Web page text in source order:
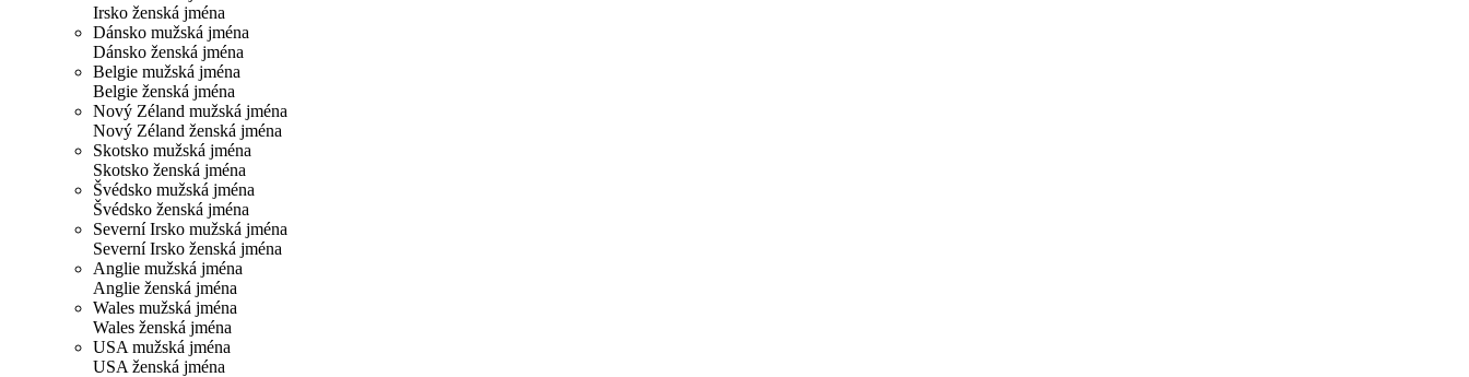
Irsko ženská jména
Dánsko mužská jména
Dánsko ženská jména
Belgie mužská jména
Belgie ženská jména
Nový Zéland mužská jména
Nový Zéland ženská jména
Skotsko mužská jména
Skotsko ženská jména
Švédsko mužská jména
Švédsko ženská jména
Severní Irsko mužská jména
Severní Irsko ženská jména
Anglie mužská jména
Anglie ženská jména
Wales mužská jména
Wales ženská jména
USA mužská jména
USA ženská jména